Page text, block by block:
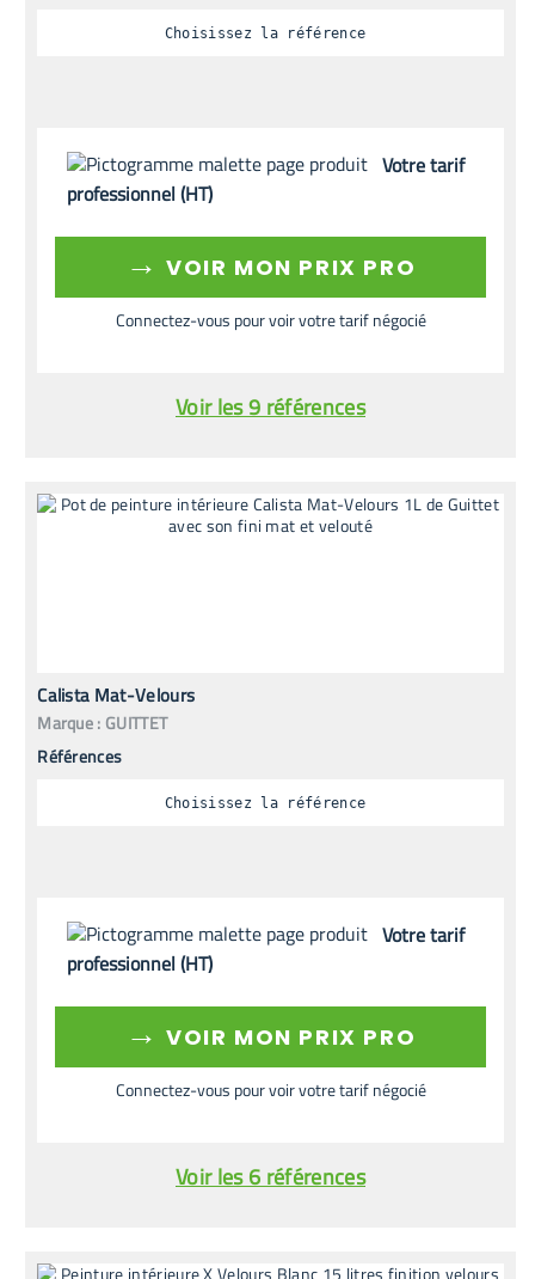
Choisissez la référence
Votre tarif
professionnel (HT)
→ VOIR MON PRIX PRO
Connectez-vous pour voir votre tarif négocié
Voir les 9 références
Calista Mat-Velours
Marque : GUITTET
Références
Choisissez la référence
Votre tarif
professionnel (HT)
→ VOIR MON PRIX PRO
Connectez-vous pour voir votre tarif négocié
Voir les 6 références